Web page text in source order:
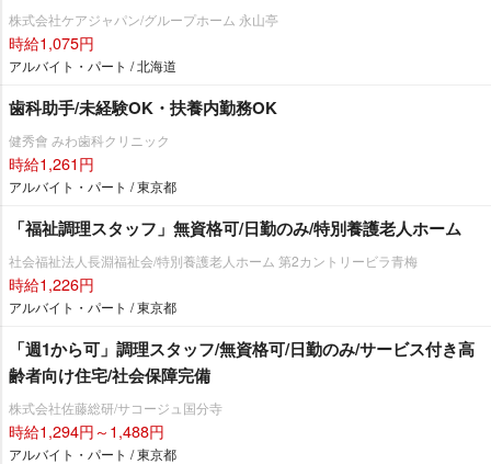
株式会社ケアジャパン/グループホーム 永山亭
時給1,075円
アルバイト・パート / 北海道
歯科助手/未経験OK・扶養内勤務OK
健秀會 みわ歯科クリニック
時給1,261円
アルバイト・パート / 東京都
「福祉調理スタッフ」無資格可/日勤のみ/特別養護老人ホーム
社会福祉法人長淵福祉会/特別養護老人ホーム 第2カントリービラ青梅
時給1,226円
アルバイト・パート / 東京都
「週1から可」調理スタッフ/無資格可/日勤のみ/サービス付き高
齢者向け住宅/社会保障完備
株式会社佐藤総研/サコージュ国分寺
時給1,294円～1,488円
アルバイト・パート / 東京都